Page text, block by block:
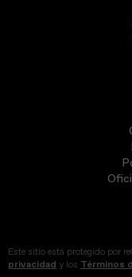
Este sitio está protegido por
privacidad y los Términos